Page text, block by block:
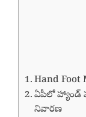
Hand Foot
ఏపీలో హ్యాండ్
నివారణ